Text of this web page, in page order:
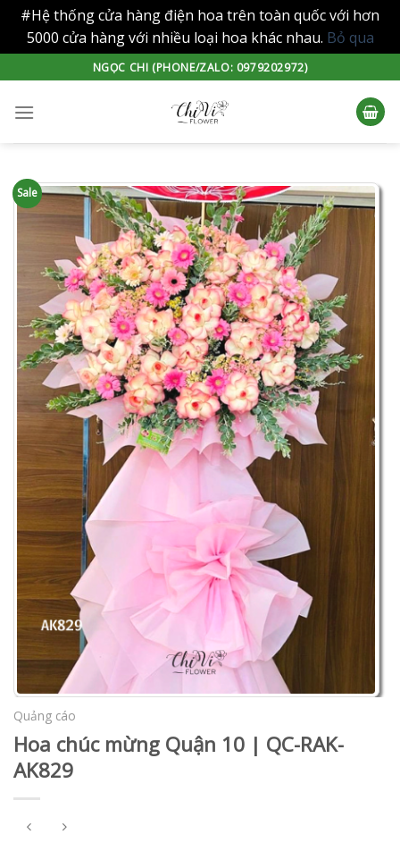
#Hệ thống cửa hàng điện hoa trên toàn quốc với hơn
5000 cửa hàng với nhiều loại hoa khác nhau. Bỏ qua
to
content
NGỌC CHI (PHONE/ZALO: 0979202972)
Sale
Quảng cáo
Hoa chúc mừng Quận 10 | QC-RAK-
AK829